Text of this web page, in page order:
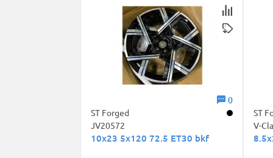
0
ST Forged
JV20572
10x23 5x120 72.5 ET30 bkf
ST
V-